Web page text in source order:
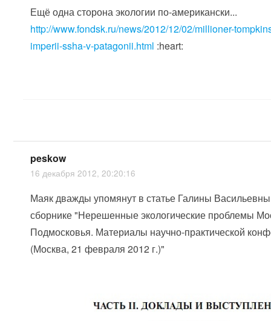
Ещё одна сторона экологии по-американски...
http://www.fondsk.ru/news/2012/12/02/millioner-
imperii-ssha-v-patagonii.html :heart:
peskow
16 декабря 2012, 20:20:16
Маяк дважды упомянут в статье Галины
сборнике "Нерешенные экологические проблемы
Подмосковья. Материалы научно-практической
(Москва, 21 февраля 2012 г.)"